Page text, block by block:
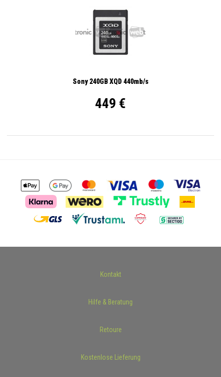
Sony 240GB XQD 440mb/s
449 €
Kontakt
Hilfe & Beratung
Retoure
Kostenlose Lieferung